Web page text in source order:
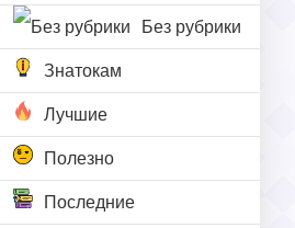
Без рубрики
Знатокам
Лучшие
Полезно
Последние